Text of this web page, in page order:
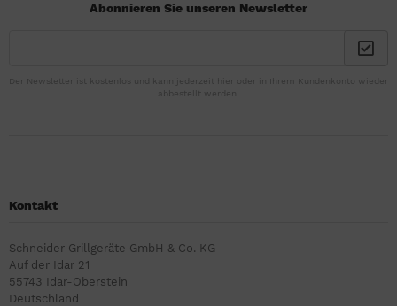
Abonnieren Sie unseren Newsletter
Der Newsletter ist kostenlos und kann jederzeit hier oder in Ihrem Kundenkonto wieder
abbestellt werden.
Kontakt
Schneider Grillgeräte GmbH & Co. KG
Auf der Idar 21
55743 Idar-Oberstein
Deutschland